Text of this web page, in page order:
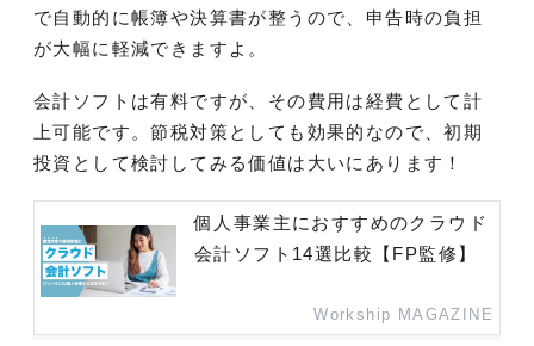
で自動的に帳簿や決算書が整うので、申告時の負担
が大幅に軽減できますよ。
会計ソフトは有料ですが、その費用は経費として計
上可能です。節税対策としても効果的なので、初期
投資として検討してみる価値は大いにあります！
個人事業主におすすめのクラウド
会計ソフト14選比較【FP監修】
Workship MAGAZINE